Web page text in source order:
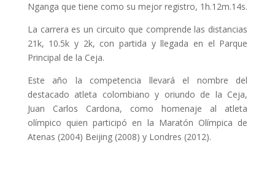
Nganga que tiene como su mejor registro, 1h.12m.14s.
La carrera es un circuito que comprende las distancias
21k, 10.5k y 2k, con partida y llegada en el Parque
Principal de la Ceja.
Este año la competencia llevará el nombre del
destacado atleta colombiano y oriundo de la Ceja,
Juan Carlos Cardona, como homenaje al atleta
olímpico quien participó en la Maratón Olímpica de
Atenas (2004) Beijing (2008) y Londres (2012).